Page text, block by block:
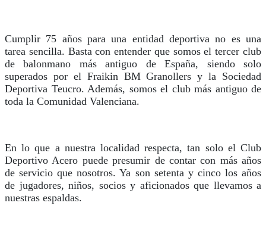
Cumplir 75 años para una entidad deportiva no es una
tarea sencilla. Basta con entender que somos el tercer club
de balonmano más antiguo de España, siendo solo
superados por el Fraikin BM Granollers y la Sociedad
Deportiva Teucro. Además, somos el club más antiguo de
toda la Comunidad Valenciana.
En lo que a nuestra localidad respecta, tan solo el Club
Deportivo Acero puede presumir de contar con más años
de servicio que nosotros. Ya son setenta y cinco los años
de jugadores, niños, socios y aficionados que llevamos a
nuestras espaldas.